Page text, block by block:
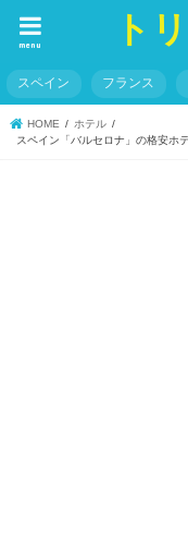
ト
menu
スペイン フランス
HOME
ホテル
スペイン「バルセロナ」の格安ホ